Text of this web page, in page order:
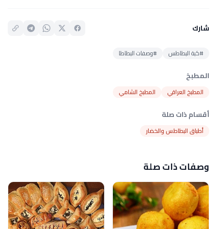
شارك
#كبة البطاطس #وصفات البطاطا
المطبخ
المطبخ العراقي المطبخ الشامي
أقسام ذات صلة
أطباق البطاطس والخضار
وصفات ذات صلة